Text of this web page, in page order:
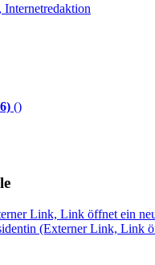
Internetredaktion
()
Link, Link öffnet ein
(Externer Link, Link